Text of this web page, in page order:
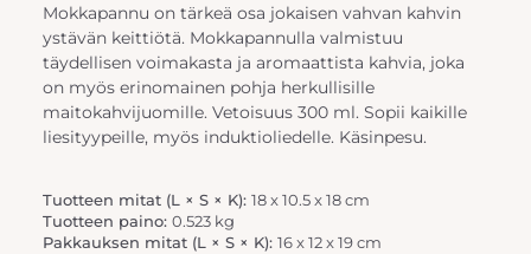
Mokkapannu on tärkeä osa jokaisen vahvan kahvin
ystävän keittiötä. Mokkapannulla valmistuu
täydellisen voimakasta ja aromaattista kahvia, joka
on myös erinomainen pohja herkullisille
maitokahvijuomille. Vetoisuus 300 ml. Sopii kaikille
liesityypeille, myös induktioliedelle. Käsinpesu.
Tuotteen mitat (L × S × K): 18 x 10.5 x 18 cm
Tuotteen paino: 0.523 kg
Pakkauksen mitat (L × S × K): 16 x 12 x 19 cm